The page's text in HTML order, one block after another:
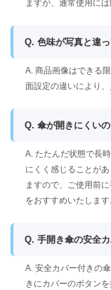
ますが、通常使用には
Q. 色味が写真と違っ
A. 商品画像はできる
面設定の違いにより
Q. 傘が開きにくい
A. たたんだ状態で長
にくく感じることが
ますので、ご使用前
をおすすめいたします
Q. 手開き傘の安全
A. 安全カバー付きの
きにカバーのボタン